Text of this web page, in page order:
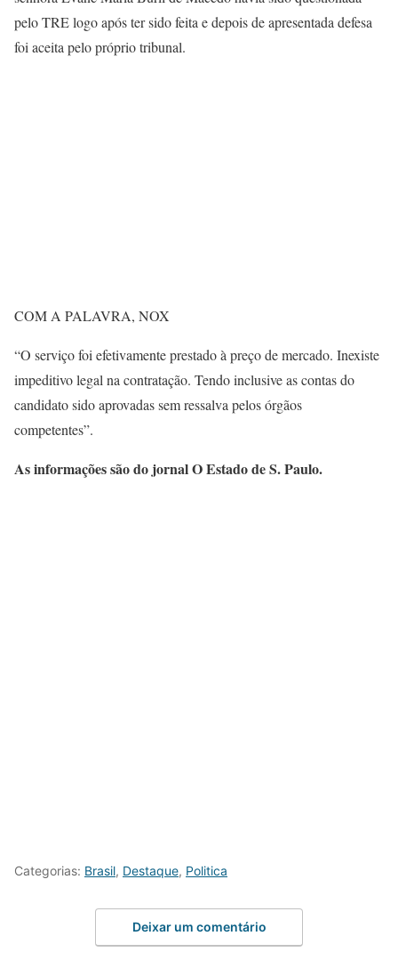
pelo TRE logo após ter sido feita e depois de apresentada defesa
foi aceita pelo próprio tribunal.
COM A PALAVRA, NOX
“O serviço foi efetivamente prestado à preço de mercado. Inexiste
impeditivo legal na contratação. Tendo inclusive as contas do
candidato sido aprovadas sem ressalva pelos órgãos
competentes”.
As informações são do jornal O Estado de S. Paulo.
Categorias: Brasil, Destaque, Politica
Deixar um comentário